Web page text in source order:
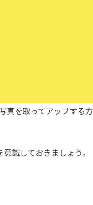
を取ってアップする方
識しておきましょう。